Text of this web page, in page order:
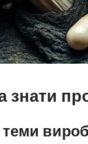
знати